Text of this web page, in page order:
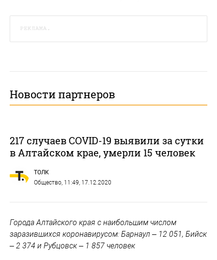
РЕКЛАМА.
Новости партнеров
217 случаев COVID-19 выявили за сутки
в Алтайском крае, умерли 15 человек
ТОЛК
Общество, 11:49, 17.12.2020
Города Алтайского края с наибольшим числом
заразившихся коронавирусом: Барнаул – 12 051, Бийск
– 2 374 и Рубцовск – 1 857 человек